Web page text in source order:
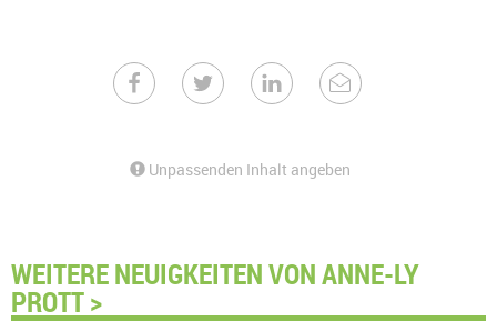
Unpassenden Inhalt angeben
WEITERE NEUIGKEITEN VON ANNE-LY
PROTT >